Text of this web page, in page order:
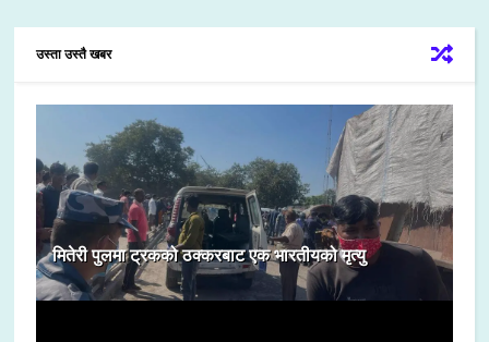
उस्ता उस्तै खबर
मितेरी पुलमा ट्रकको ठक्करबाट एक भारतीयको मृत्यु